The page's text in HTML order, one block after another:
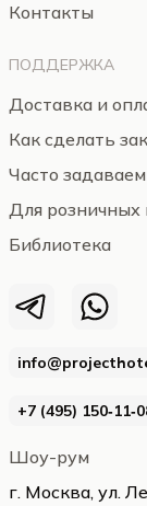
+7 (495)
Шоу-рум
г. Москва, ул.
Контакты
ПОДДЕРЖКА
Доставка и
Как сделать
Часто
Для розничных
Библиотека